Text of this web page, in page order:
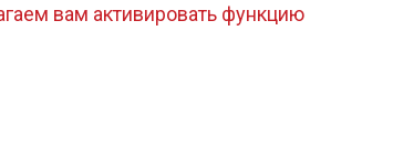
вам активировать функцию